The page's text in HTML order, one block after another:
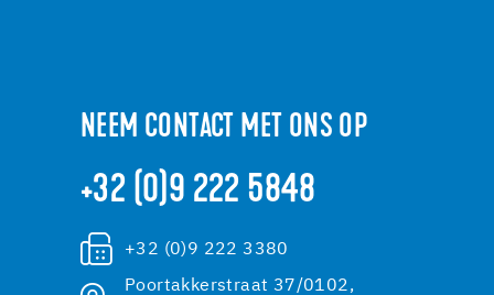
NEEM CONTACT MET ONS OP
+32 (0)9 222 5848
+32 (0)9 222 3380
Poortakkerstraat 37/0102,